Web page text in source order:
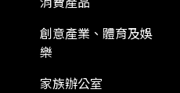
創意產業、體育及娛
樂
家族辦公室